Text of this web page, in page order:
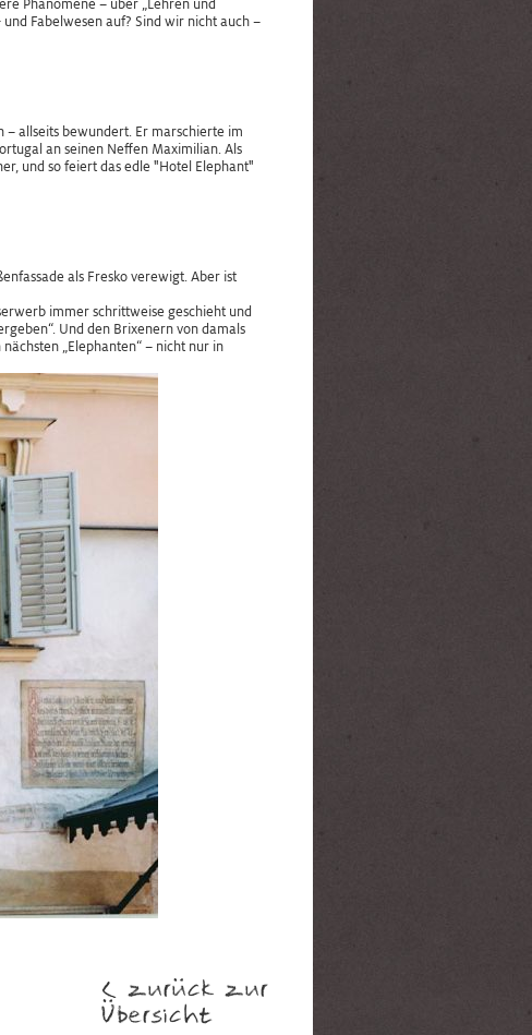
Phänomene – über „Lehren und
Fabelwesen auf? Sind wir nicht auch –
– allseits bewundert. Er marschierte im
an seinen Neffen Maximilian. Als
und so feiert das edle "Hotel Elephant"
als Fresko verewigt. Aber ist
immer schrittweise geschieht und
Und den Brixenern von damals
„Elephanten“ – nicht nur in
< zurück zur
Übersicht